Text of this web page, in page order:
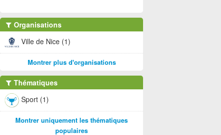
Organisations
Ville de Nice (1)
Montrer plus d'organisations
Thématiques
Sport (1)
Montrer uniquement les thématiques
populaires